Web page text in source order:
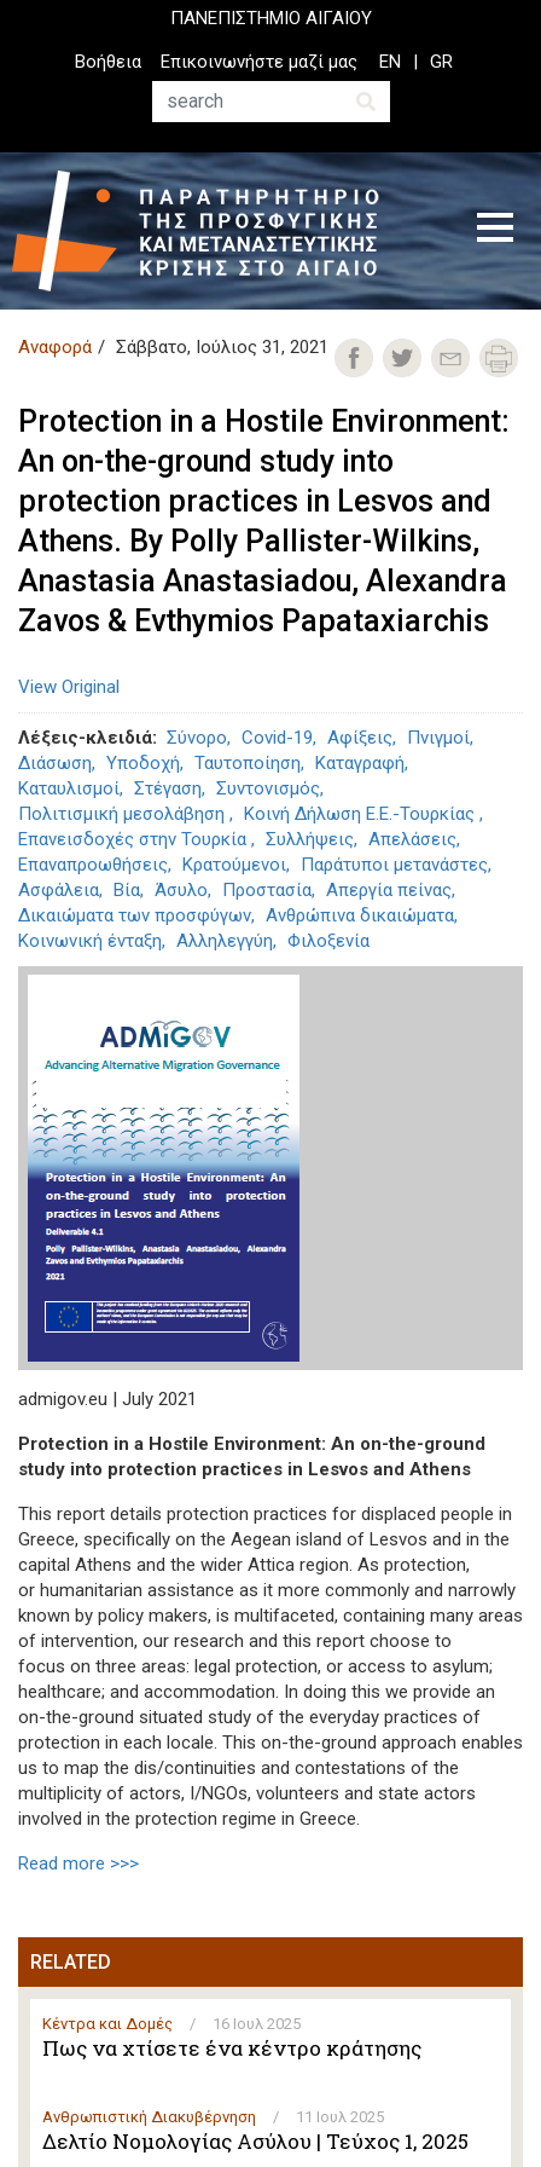
ΠΑΝΕΠΙΣΤΗΜΙΟ ΑΙΓΑΙΟΥ
Top
Header
Βοήθεια
Επικοινωνήστε μαζί μας
Αναζήτηση
EN GR
Αναφορά Σάββατο, Ιούλιος 31, 2021
Protection in a Hostile Environment:
An on-the-ground study into
protection practices in Lesvos and
Athens. By Polly Pallister-Wilkins,
Anastasia Anastasiadou, Alexandra
Zavos & Evthymios Papataxiarchis
View Original
Λέξεις-κλειδιά Σύνορο Covid-19 Αφίξεις
Πνιγμοί
Διάσωση
Υποδοχή Ταυτοποίηση
Καταγραφή
Καταυλισμοί
Στέγαση
Συντονισμός
Πολιτισμική μεσολάβηση
Κοινή Δήλωση Ε.Ε.-Τουρκίας
Επανεισδοχές στην Τουρκία
Συλλήψεις
Απελάσεις
Επαναπροωθήσεις
Κρατούμενοι
Παράτυποι μετανάστες
Ασφάλεια
Βία Άσυλο Προστασία
Απεργία πείνας
Δικαιώματα των προσφύγων
Ανθρώπινα δικαιώματα
Κοινωνική ένταξη
Αλληλεγγύη Φιλοξενία
admigov.eu | July 2021
Protection in a Hostile Environment: An on-the-ground
study into protection practices in Lesvos and Athens
This report details protection practices for displaced people in
Greece, specifically on the Aegean island of Lesvos and in the
capital Athens and the wider Attica region. As protection,
or humanitarian assistance as it more commonly and narrowly
known by policy makers, is multifaceted, containing many areas
of intervention, our research and this report choose to
focus on three areas: legal protection, or access to asylum;
healthcare; and accommodation. In doing this we provide an
on-the-ground situated study of the everyday practices of
protection in each locale. This on-the-ground approach enables
us to map the dis/continuities and contestations of the
multiplicity of actors, I/NGOs, volunteers and state actors
involved in the protection regime in Greece.
Read more >>>
RELATED
Κέντρα και Δομές / 16 Ιουλ 2025
Πως να χτίσετε ένα κέντρο κράτησης
Ανθρωπιστική Διακυβέρνηση / 11 Ιουλ 2025
Δελτίο Νομολογίας Ασύλου | Τεύχος 1, 2025